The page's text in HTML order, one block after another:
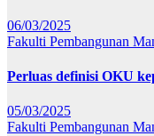
06/03/2025
Fakulti Pembangunan
Perluas definisi OKU
05/03/2025
Fakulti Pembangunan